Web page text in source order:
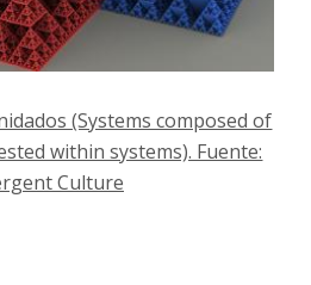
(Systems composed of
within systems). Fuente:
Culture